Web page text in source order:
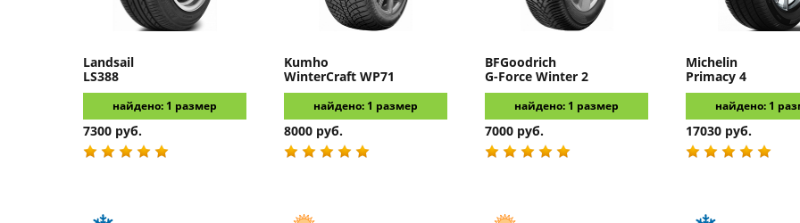
Landsail
LS388
найдено: 1 размер
7300 руб.
Kumho
WinterCraft WP71
найдено: 1 размер
8000 руб.
BFGoodrich
G-Force Winter 2
найдено: 1 размер
7000 руб.
Michelin
Primacy 4
найдено: 1
17030 руб.